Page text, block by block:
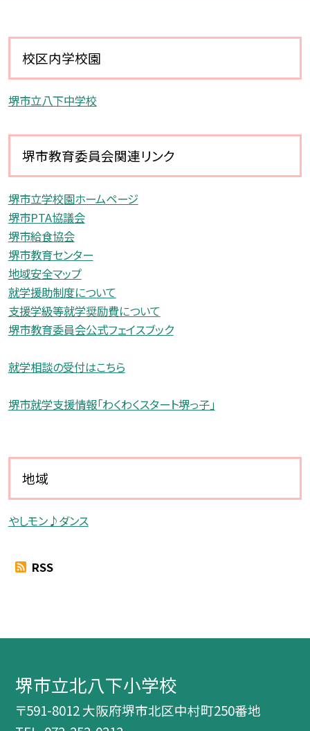
校区内学校園
堺市立八下中学校
堺市教育委員会関連リンク
堺市立学校園ホームページ
堺市PTA協議会
堺市給食協会
堺市教育センター
地域安全マップ
就学援助制度について
支援学級等就学奨励費について
堺市教育委員会公式フェイスブック
就学相談の受付はこちら
堺市就学支援情報「わくわくスタート堺っ子」
地域
やしモン♪ダンス
RSS
堺市立北八下小学校
〒591-8012 大阪府堺市北区中村町250番地